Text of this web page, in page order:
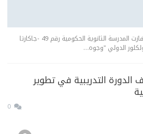
جاكرتا، إندونيسيا اليوم – فازت المدرسة الثانوية الحكومية رقم 49 -جاكارتا
الدولي "وجوه…
التدريبية في تطوير